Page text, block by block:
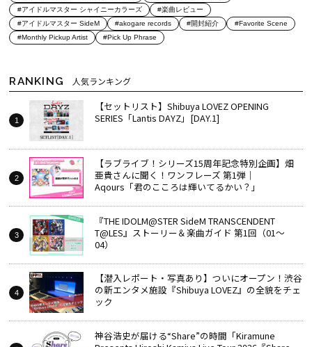
#アイドルマスター シャイニーカラーズ
#楽曲レビュー
#アイドルマスター SideM
#akogare records #開封紹介
#Favorite Scene
#Monthly Pickup Artist
#Pick Up Phrase
RANKING 人気ランキング
【セットリスト】Shibuya LOVEZ OPENING
SERIES「Lantis DAYZ」[DAY.1]
【ラブライブ！シリーズ15周年記念特別企画】畑
亜貴さんに聞く！ワンフレーズ 第1弾｜
Aqours「君のこころは輝いてるかい？」
『THE IDOLM@STER SideM TRANSCENDENT
T@LES』ストーリー＆楽曲ガイド 第1回（01～
04）
【潜入レポート・写真あり】ついにオープン！渋谷
の新エンタメ施設『Shibuya LOVEZ』の全貌をチェ
ック
神谷浩史が届ける“Share”の時間――「Kiramune